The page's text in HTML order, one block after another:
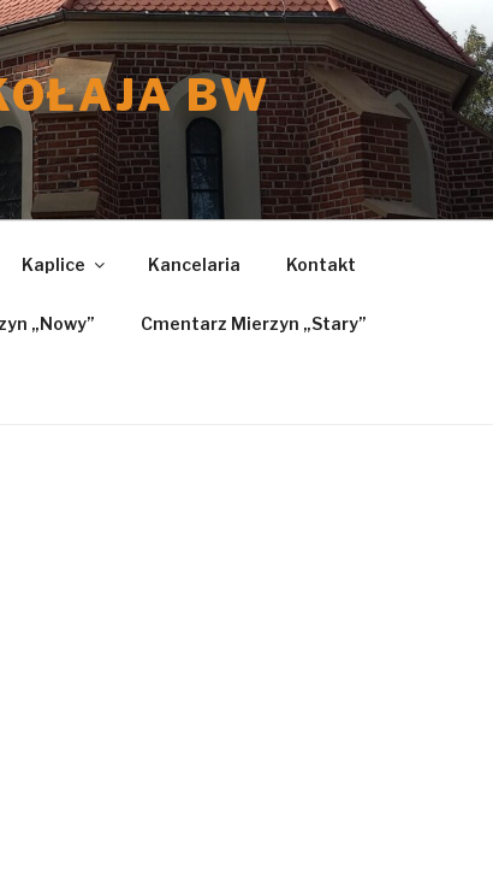
BW
Kaplice Kancelaria Kontakt
„Nowy” Cmentarz Mierzyn „Stary”